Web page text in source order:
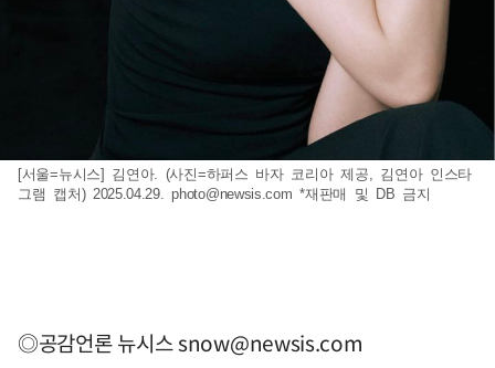
[서울=뉴시스] 김연아. (사진=하퍼스 바자 코리아 제공, 김연아 인스타
그램 캡처) 2025.04.29.photo@newsis.com *재판매 및 DB 금지
◎공감언론 뉴시스snow@newsis.com